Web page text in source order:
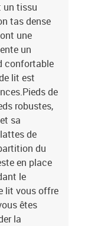
un tissu
tas dense
une
un
confortable
lit est
de
robustes,
sa
de
du
en place
le
lit vous offre
êtes
la